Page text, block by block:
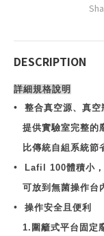
DESCRIPTION
詳細規格說明
•
整合真空源、真空
提供實驗室完整的
比傳統自組系統節
• Lafil 100體積小
可放到無菌操作台
•
操作安全且便利
1. 圍籬式平台固定